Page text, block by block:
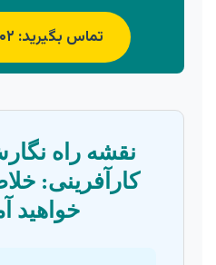
تماس بگیرید: ۰۹۳۵۶۶۶۱۳۰۲
نقشه راه
کارآفرینی:
خواهید